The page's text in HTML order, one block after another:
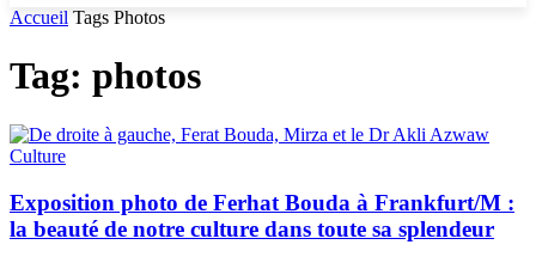
Accueil Tags Photos
Tag: photos
Culture
Exposition photo de Ferhat Bouda à Frankfurt/M :
la beauté de notre culture dans toute sa splendeur